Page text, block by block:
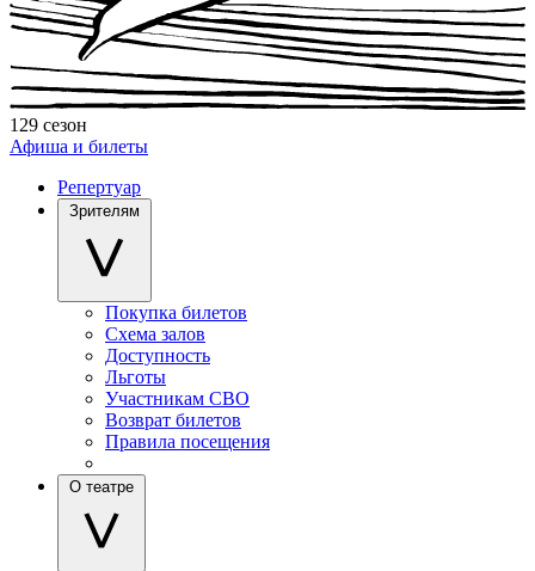
129 сезон
Афиша и билеты
Репертуар
Зрителям
Покупка билетов
Схема залов
Доступность
Льготы
Участникам СВО
Возврат билетов
Правила посещения
О театре